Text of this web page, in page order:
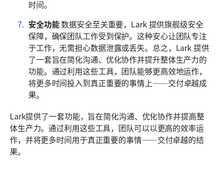
时间。
安全功能 数据安全至关重要，Lark 提供旗舰级安全
保障，确保团队工作受到保护。这种安心让团队专注
于工作，无需担心数据泄露或丢失。总之，Lark 提供
了一套旨在简化沟通、优化协作并提升整体生产力的
功能。通过利用这些工具，团队能够更高效地运作，
将更多时间投入到真正重要的事情上——交付卓越成
果。
Lark提供了一套功能，旨在简化沟通、优化协作并提高整
体生产力。通过利用这些工具，团队可以以更高的效率运
作，并将更多时间用于真正重要的事情——交付卓越的结
果。